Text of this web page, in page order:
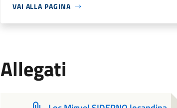
VAI ALLA PAGINA
Allegati